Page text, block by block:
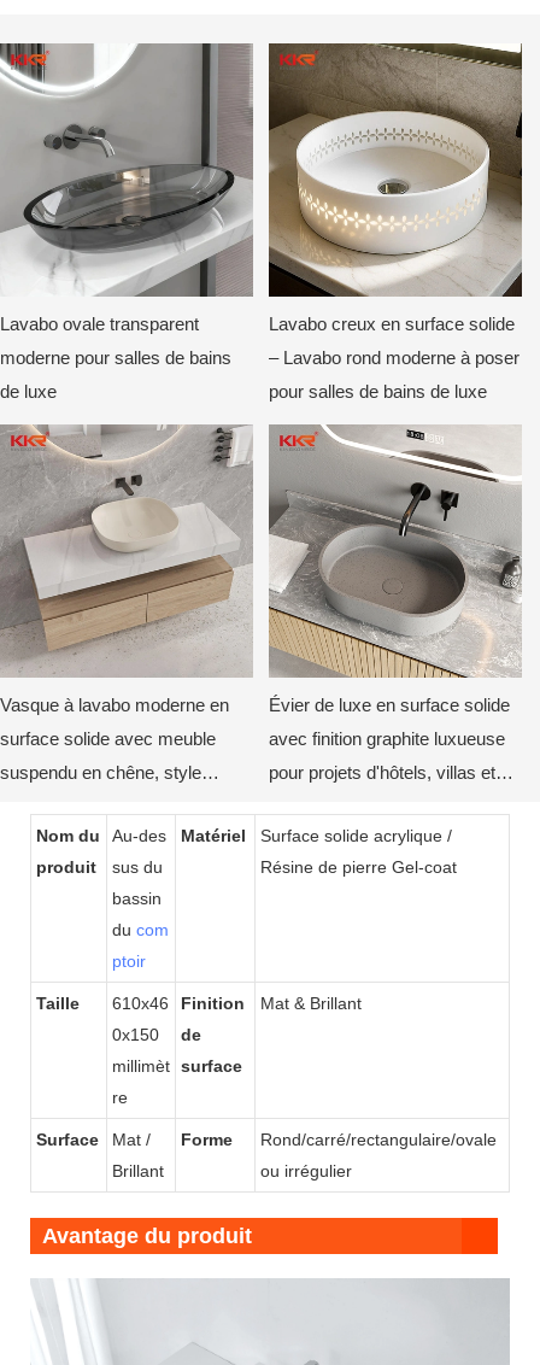
Lavabo ovale transparent
moderne pour salles de bains
de luxe
Lavabo creux en surface solide
– Lavabo rond moderne à poser
pour salles de bains de luxe
Vasque à lavabo moderne en
surface solide avec meuble
suspendu en chêne, style
Évier de luxe en surface solide
avec finition graphite luxueuse
pour projets d'hôtels, villas et
Nom du
produit
Au-des
sus du
bassin
du com
ptoir
Matériel
Surface solide acrylique /
Résine de pierre Gel-coat
Taille
610x46
0x150
millimèt
re
Finition
de
surface
Mat & Brillant
Surface
Mat /
Brillant
Forme
Rond/carré/rectangulaire/ovale
ou irrégulier
Avantage du produit